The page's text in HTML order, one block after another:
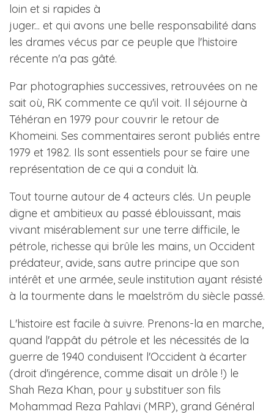
loin et si rapides à
juger... et qui avons une belle responsabilité dans
les drames vécus par ce peuple que l'histoire
récente n'a pas gâté.
Par photographies successives, retrouvées on ne
sait où, RK commente ce qu'il voit. Il séjourne à
Téhéran en 1979 pour couvrir le retour de
Khomeini. Ses commentaires seront publiés entre
1979 et 1982. Ils sont essentiels pour se faire une
représentation de ce qui a conduit là.
Tout tourne autour de 4 acteurs clés. Un peuple
digne et ambitieux au passé éblouissant, mais
vivant misérablement sur une terre difficile, le
pétrole, richesse qui brûle les mains, un Occident
prédateur, avide, sans autre principe que son
intérêt et une armée, seule institution ayant résisté
à la tourmente dans le maelström du siècle passé.
L'histoire est facile à suivre. Prenons-la en marche,
quand l'appât du pétrole et les nécessités de la
guerre de 1940 conduisent l'Occident à écarter
(droit d'ingérence, comme disait un drôle !) le
Shah Reza Khan, pour y substituer son fils
Mohammad Reza Pahlavi (MRP), grand Général